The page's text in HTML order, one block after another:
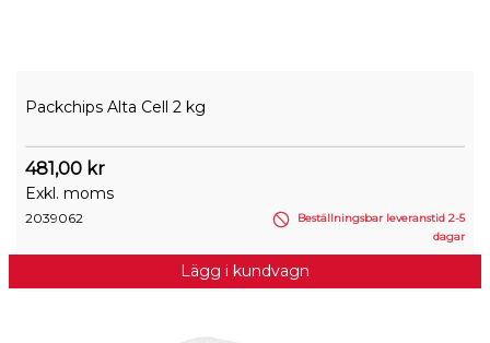
Packchips Alta Cell 2 kg
481,00 kr
Exkl. moms
2039062
Beställningsbar leveranstid 2-5
dagar
Lägg i kundvagn